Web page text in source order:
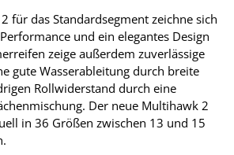
für das Standardsegment zeichne sich
und ein elegantes Design
zeige außerdem zuverlässige
gute Wasserableitung durch breite
Rollwiderstand durch eine
Der neue Multihawk 2
in 36 Größen zwischen 13 und 15